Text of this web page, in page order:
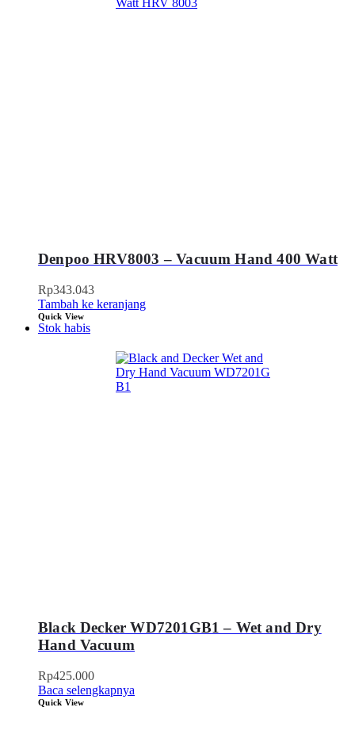
Denpoo HRV8003 – Vacuum Hand 400 Watt
Rp343.043
Tambah ke keranjang
Quick View
Stok habis
Black Decker WD7201GB1 – Wet and Dry
Hand Vacuum
Rp425.000
Baca selengkapnya
Quick View